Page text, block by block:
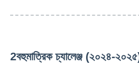
2বহুমাত্রিক চ্যালেঞ্জ (২০২৪-